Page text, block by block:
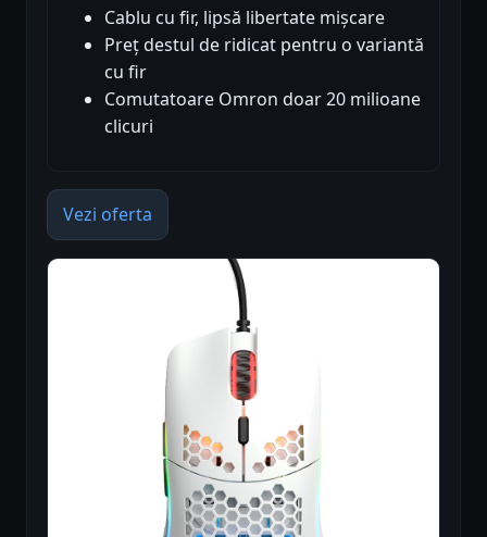
Cablu cu fir, lipsă libertate mișcare
Preț destul de ridicat pentru o variantă
cu fir
Comutatoare Omron doar 20 milioane
clicuri
Vezi oferta